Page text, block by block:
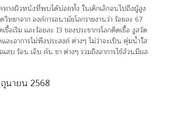
คทางผิวหนังที่พบได้บ่อยทั้ง ในเด็กเล็กจนไปถึงผู้สูง
ทยาจาก องค์การอนามัยโลกรายงานว่า ร้อยละ 67
ชื้อเริม และร้อยละ 13 ของประชากรโลกติดเชื้อ งูสวัด
และอาการไม่พึงประสงค์ ต่างๆ ไม่ว่าจะเป็น ตุ่มน้ำใส
สบ ร้อน เจ็บ คัน ชา ต่างๆ รวมถึงอาการไข้ล้วนมีผล
นายน 2568